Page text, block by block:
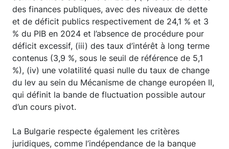
des finances publiques, avec des niveaux de dette
et de déficit publics respectivement de 24,1 % et 3
% du PIB en 2024 et l’absence de procédure pour
déficit excessif, (iii) des taux d’intérêt à long terme
contenus (3,9 %, sous le seuil de référence de 5,1
%), (iv) une volatilité quasi nulle du taux de change
du lev au sein du Mécanisme de change européen II,
qui définit la bande de fluctuation possible autour
d’un cours pivot.
La Bulgarie respecte également les critères
juridiques, comme l’indépendance de la banque